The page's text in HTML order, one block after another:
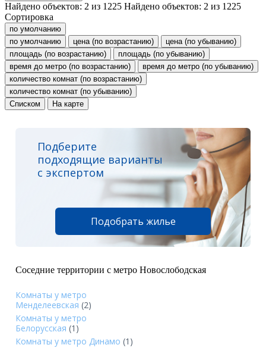
Найдено объектов: 2 из 1225 Найдено объектов: 2 из 1225
Сортировка
по умолчанию
по умолчанию
цена (по возрастанию)
цена (по убыванию)
площадь (по возрастанию)
площадь (по убыванию)
время до метро (по возрастанию)
время до метро (по убыванию)
количество комнат (по возрастанию)
количество комнат (по убыванию)
Списком
На карте
Подберите
подходящие варианты
с экспертом
Подобрать жилье
Соседние территории с метро Новослободская
Комнаты у метро
Менделеевская (2)
Комнаты у метро
Белорусская (1)
Комнаты у метро Динамо (1)